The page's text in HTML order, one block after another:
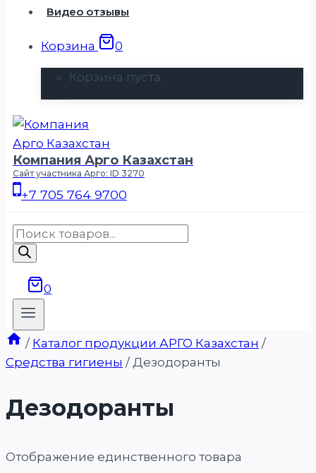
Видео отзывы
Корзина 0
Корзина пуста.
Компания Арго Казахстан
Сайт участника Арго: ID 3270
+7 705 764 9700
Поиск
товаров
0
/ Каталог продукции АРГО Казахстан /
Средства гигиены / Дезодоранты
Дезодоранты
Отображение единственного товара